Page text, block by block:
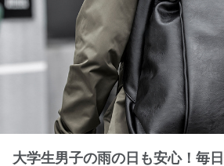
大学生男子の雨の日も安心！毎